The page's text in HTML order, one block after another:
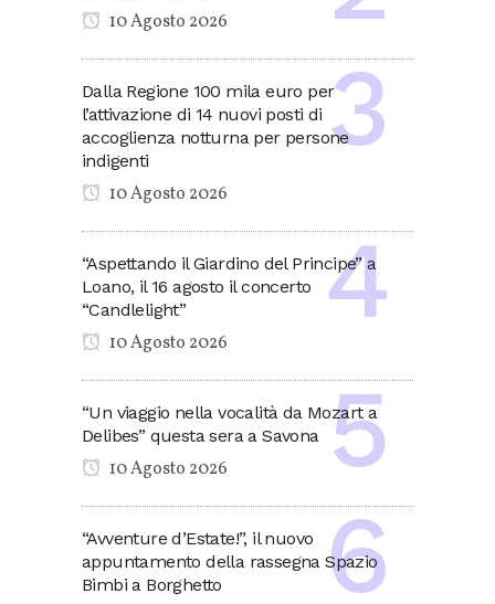
10 Agosto 2026
Dalla Regione 100 mila euro per
l’attivazione di 14 nuovi posti di
accoglienza notturna per persone
indigenti
10 Agosto 2026
“Aspettando il Giardino del Principe” a
Loano, il 16 agosto il concerto
“Candlelight”
10 Agosto 2026
“Un viaggio nella vocalità da Mozart a
Delibes” questa sera a Savona
10 Agosto 2026
“Avventure d’Estate!”, il nuovo
appuntamento della rassegna Spazio
Bimbi a Borghetto